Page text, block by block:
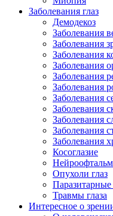
Заболевания глаз
Демодекоз
Заболевания
Заболевания
Заболевания
Заболевания
Заболевания
Заболевания
Заболевания
Заболевания
Заболевания
Заболевания
Заболевания
Косоглазие
Опухоли глаз
Паразитарные
Травмы глаза
Интересное о